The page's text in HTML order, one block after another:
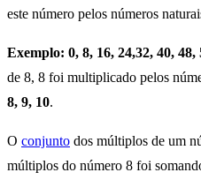
este número pelos números
Exemplo: 0, 8, 16, 24,32, 40,
de 8, 8 foi multiplicado pelos
8, 9, 10.
O conjunto dos múltiplos de um
múltiplos do número 8 foi